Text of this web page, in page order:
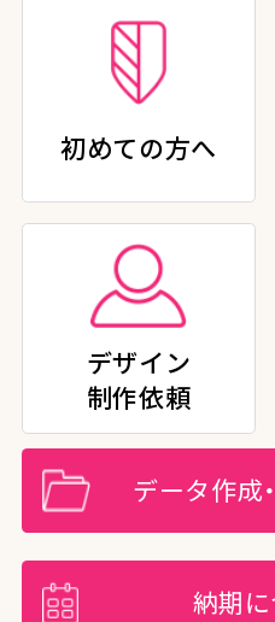
初めての方へ
デザイン
制作依頼
データ作成
納期